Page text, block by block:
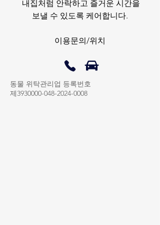
내집처럼 안락하고 즐거운 시간을
보낼 수 있도록 케어합니다.
이용문의/위치
​동물 위탁관리업 등록번호
제3930000-048-2024-0008